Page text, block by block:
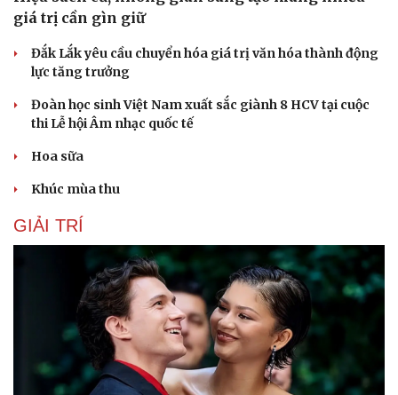
giá trị cần gìn giữ
Đắk Lắk yêu cầu chuyển hóa giá trị văn hóa thành động
lực tăng trưởng
Đoàn học sinh Việt Nam xuất sắc giành 8 HCV tại cuộc
thi Lễ hội Âm nhạc quốc tế
Hoa sữa
Khúc mùa thu
GIẢI TRÍ